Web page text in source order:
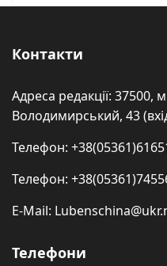
Контакти
Адреса редакції: 37500,
Володимирський, 43
Телефон:
Телефон:
E-Mail:
Телефони